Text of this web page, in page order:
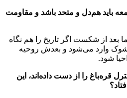
باید هم‌دل و متحد باشد و مقاومت
بعد از شکست اگر تاریخ را هم نگاه
وارد می‌شود و بعدش روحیه
شود.
قره‌باغ را از دست داده‌اند، این